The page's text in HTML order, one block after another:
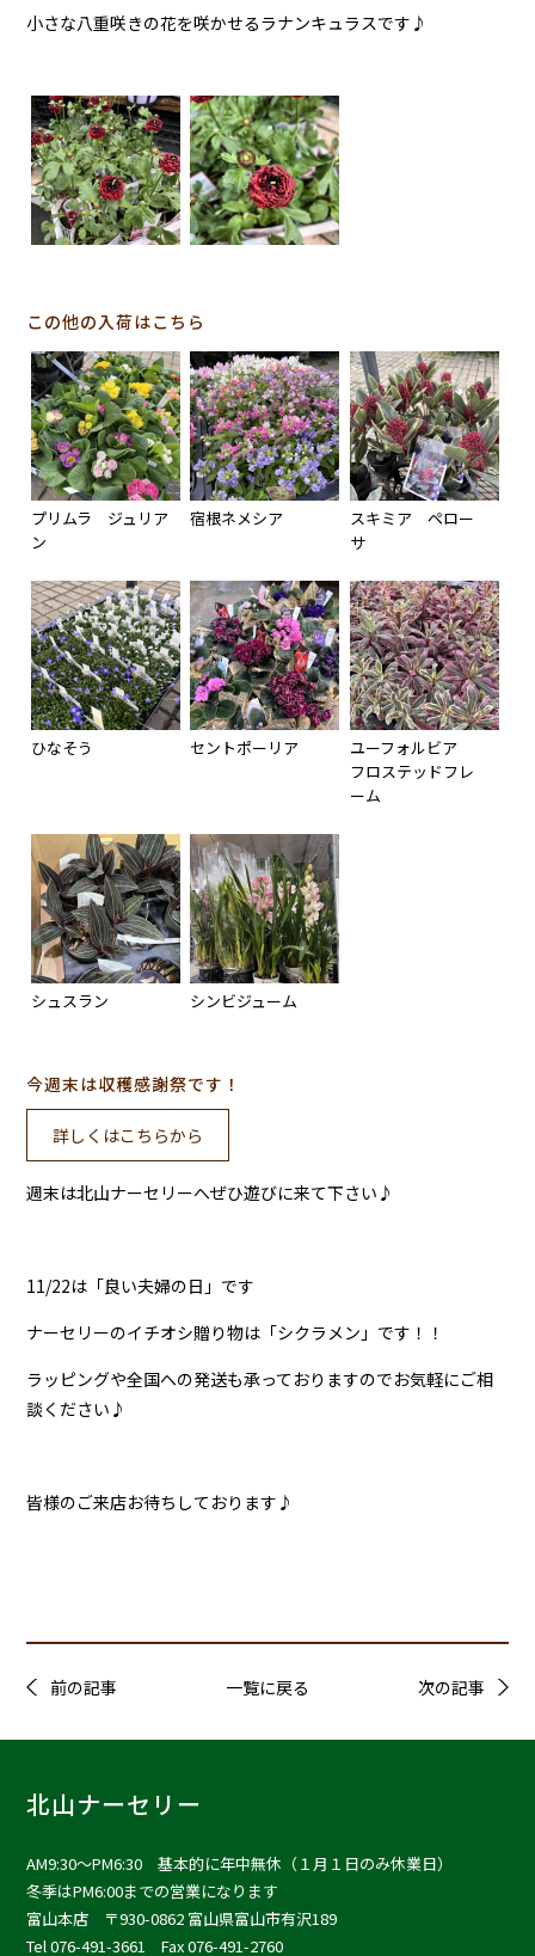
小さな八重咲きの花を咲かせるラナンキュラスです♪
この他の入荷はこちら
プリムラ ジュリア
ン
宿根ネメシア
スキミア ペロー
サ
ひなそう セントポーリア
ユーフォルビア
フロステッドフレ
ーム
シュスラン シンビジューム
今週末は収穫感謝祭です！
詳しくはこちらから
週末は北山ナーセリーへぜひ遊びに来て下さい♪
11/22は「良い夫婦の日」です
ナーセリーのイチオシ贈り物は「シクラメン」です！！
ラッピングや全国への発送も承っておりますのでお気軽にご相
談ください♪
皆様のご来店お待ちしております♪
前の記事 一覧に戻る 次の記事
北山ナーセリー
AM9:30〜PM6:30 基本的に年中無休（１月１日のみ休業日）
冬季はPM6:00までの営業になります
富山本店
〒930-0862 富山県富山市有沢189
Tel 076-491-3661 Fax 076-491-2760